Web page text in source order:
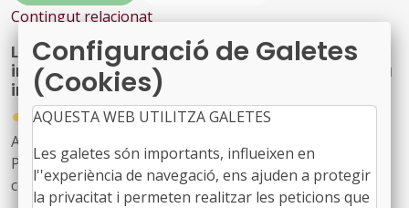
Contingut relacionat
La Generalitat aprova un pla pioner per
impulsar espais controlats de proves per a la
innovació
●
18/06/2026
Acord GOV/142/2026, de 16 de juny, pel qual s'aprova el
Pla per a l'impuls, la creació i el desplegament d'espais
controlats de proves de la Generalitat de Catalunya
Configuració de Galetes
(Cookies)
AQUESTA WEB UTILITZA GALETES
Les galetes són importants, influeixen en
l''experiència de navegació, ens ajuden a protegir
la privacitat i permeten realitzar les peticions que